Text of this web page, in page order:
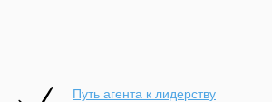
Путь агента к лидерству